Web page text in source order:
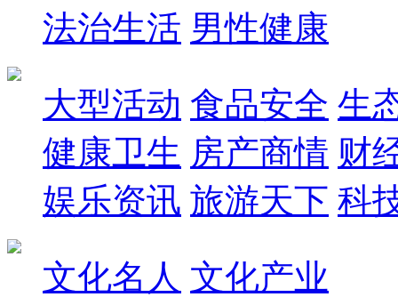
法治生活 男性健康
大型活动 食品安全 生
健康卫生 房产商情 财
娱乐资讯 旅游天下 科
文化名人 文化产业